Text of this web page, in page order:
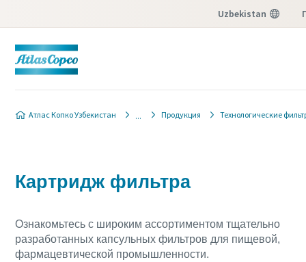
Uzbekistan
Атлас Копко Узбекистан Продукция Технологические
Картридж фильтра
Ознакомьтесь с широким ассортиментом тщательно
разработанных капсульных фильтров для пищевой,
фармацевтической промышленности.